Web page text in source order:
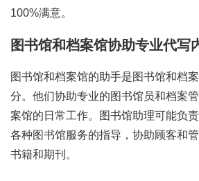
100%满意。
图书馆和档案馆协助专业代写
图书馆和档案馆的助手是图书馆和档
分。他们协助专业的图书馆员和档案
案馆的日常工作。图书馆助理可能负
各种图书馆服务的指导，协助顾客和
书籍和期刊。